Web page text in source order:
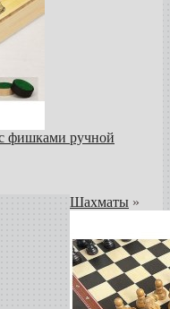
фишками ручной
Шахматы »